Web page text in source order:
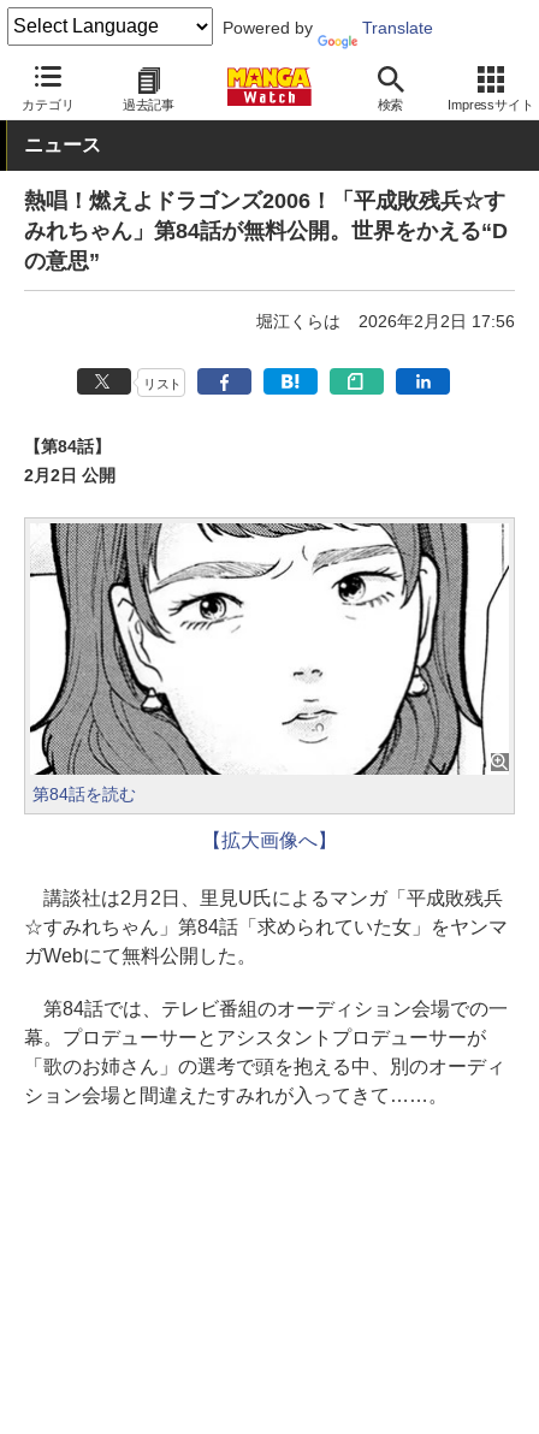
Powered by Translate
カテゴリ 過去記事 検索 Impressサイト
MANGA Watch 青年 平成敗残兵☆すみれちゃん
ニュース
熱唱！燃えよドラゴンズ2006！「平成敗残兵☆す
みれちゃん」第84話が無料公開。世界をかえる“D
の意思”
堀江くらは 2026年2月2日 17:56
リスト
【第84話】
2月2日 公開
第84話を読む
【拡大画像へ】
講談社は2月2日、里見U氏によるマンガ「平成敗残兵
☆すみれちゃん」第84話「求められていた女」をヤンマ
ガWebにて無料公開した。
第84話では、テレビ番組のオーディション会場での一
幕。プロデューサーとアシスタントプロデューサーが
「歌のお姉さん」の選考で頭を抱える中、別のオーディ
ション会場と間違えたすみれが入ってきて……。